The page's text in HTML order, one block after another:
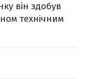
він здобув
технічним